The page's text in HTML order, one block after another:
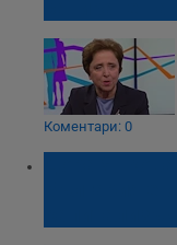
Коментари: 0